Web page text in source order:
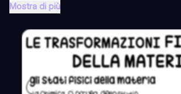
Mostra di più